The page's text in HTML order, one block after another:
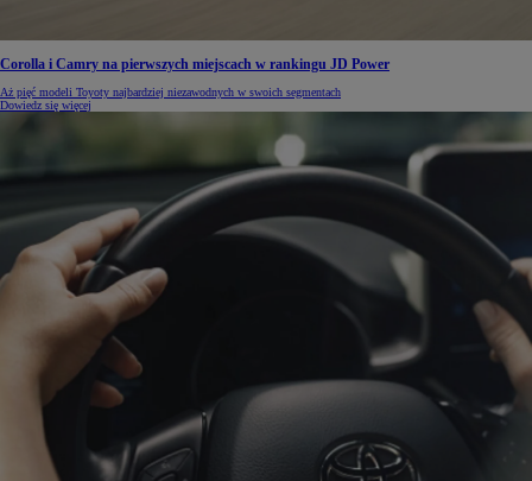
Corolla i Camry na pierwszych miejscach w rankingu JD Power
Aż pięć modeli Toyoty najbardziej niezawodnych w swoich segmentach
Dowiedz się więcej